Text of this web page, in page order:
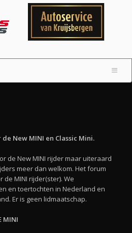
de New MINI en Classic Mini.
de New MINI rijder maar uiteraard
meer dan welkom. Het forum
MINI rijder(ster). We
en toertochten in Nederland en
Er is geen lidmaatschap.
MINI